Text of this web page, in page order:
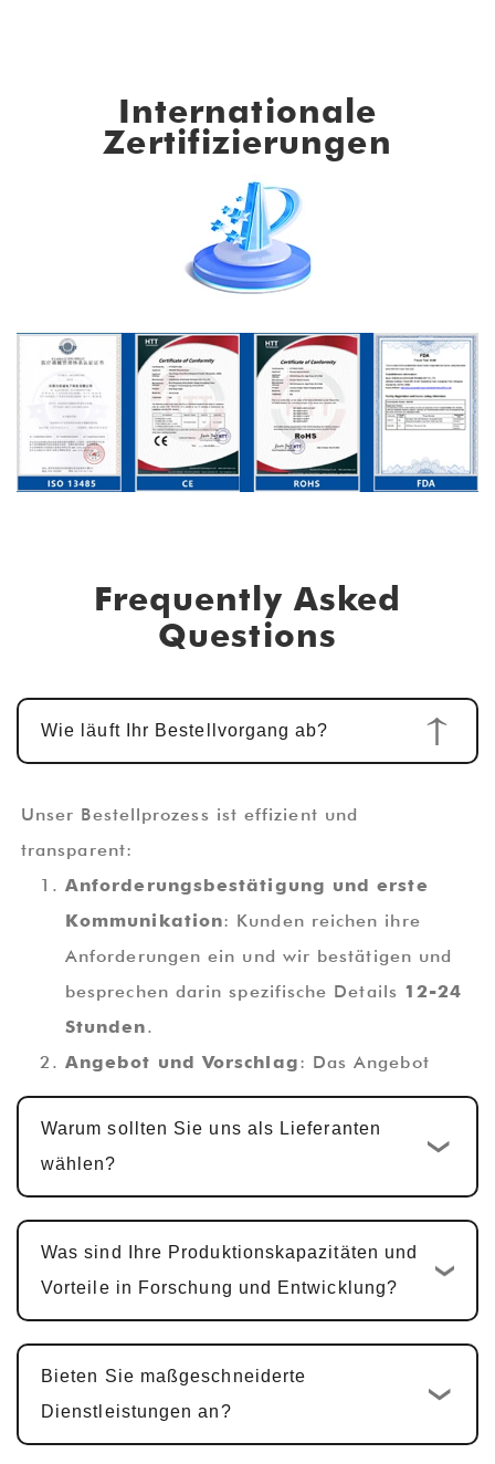
Internationale
Zertifizierungen
Frequently Asked
Questions
Wie läuft Ihr Bestellvorgang ab?
Unser Bestellprozess ist effizient und
transparent:
Anforderungsbestätigung und erste
Kommunikation: Kunden reichen ihre
Anforderungen ein und wir bestätigen und
besprechen darin spezifische Details 12-24
Stunden.
Angebot und Vorschlag: Das Angebot
wird innerhalb von abgeschlossen1-2
Werktage, zusammen mit einem
technischen Vorschlag.
Kundenspezifisches Design und
Werktage. Für multifunktionale PCBA-
Produkte, einschließlich Hardware-Design,
PCBA-Design und Software-Entwicklung,
beträgt der Zyklus typischerweise25-30
Warum sollten Sie uns als Lieferanten
wählen?
Was sind Ihre Produktionskapazitäten und
Vorteile in Forschung und Entwicklung?
Bieten Sie maßgeschneiderte
Dienstleistungen an?